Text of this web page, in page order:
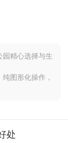
园精心选择与生
图形化操作，
处